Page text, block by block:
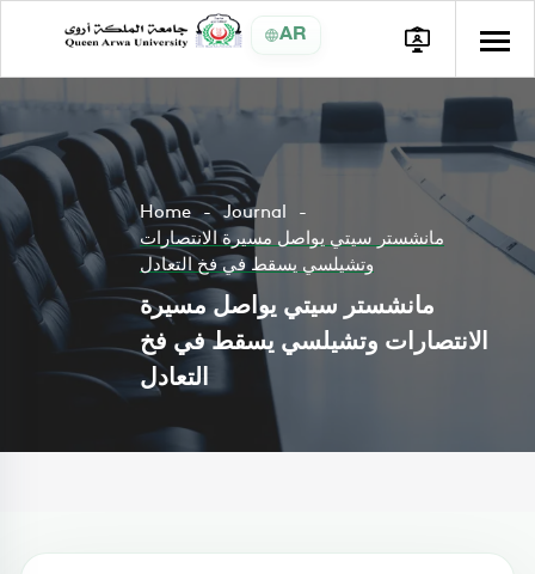
AR
Home
Journal
مانشستر سيتي يواصل مسيرة الانتصارات
وتشيلسي يسقط في فخ التعادل
مانشستر سيتي يواصل مسيرة
الانتصارات وتشيلسي يسقط في فخ
التعادل